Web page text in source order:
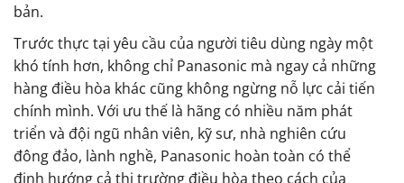
bản.
Trước thực tại yêu cầu của người tiêu dùng ngày một
khó tính hơn, không chỉ Panasonic mà ngay cả những
hàng điều hòa khác cũng không ngừng nỗ lực cải tiến
chính mình. Với ưu thế là hãng có nhiều năm phát
triển và đội ngũ nhân viên, kỹ sư, nhà nghiên cứu
đông đảo, lành nghề, Panasonic hoàn toàn có thể
định hướng cả thị trường điều hòa theo cách của